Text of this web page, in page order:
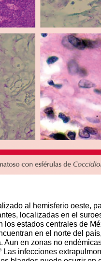
al hemisferio oeste,
localizadas en el
los estados centrales de
en el norte del
en zonas no
Las infecciones